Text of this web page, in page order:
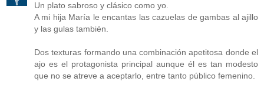
Un plato sabroso y clásico como yo.
A mi hija María le encantas las cazuelas de gambas al ajillo
y las gulas también.
Dos texturas formando una combinación apetitosa donde el
ajo es el protagonista principal aunque él es tan modesto
que no se atreve a aceptarlo, entre tanto público femenino.